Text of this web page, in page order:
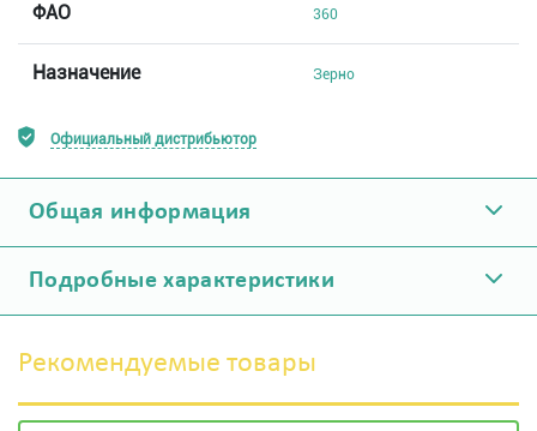
ФАО 360
Назначение Зерно
Официальный дистрибьютор
Общая информация
Подробные характеристики
Рекомендуемые товары